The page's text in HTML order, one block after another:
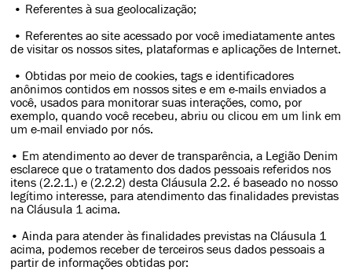
• Referentes à sua geolocalização;
• Referentes ao site acessado por você imediatamente antes
de visitar os nossos sites, plataformas e aplicações de Internet.
• Obtidas por meio de cookies, tags e identificadores
anônimos contidos em nossos sites e em e-mails enviados a
você, usados para monitorar suas interações, como, por
exemplo, quando você recebeu, abriu ou clicou em um link em
um e-mail enviado por nós.
• Em atendimento ao dever de transparência, a Legião Denim
esclarece que o tratamento dos dados pessoais referidos nos
itens (2.2.1.) e (2.2.2) desta Cláusula 2.2. é baseado no nosso
legítimo interesse, para atendimento das finalidades previstas
na Cláusula 1 acima.
• Ainda para atender às finalidades previstas na Cláusula 1
acima, podemos receber de terceiros seus dados pessoais a
partir de informações obtidas por: